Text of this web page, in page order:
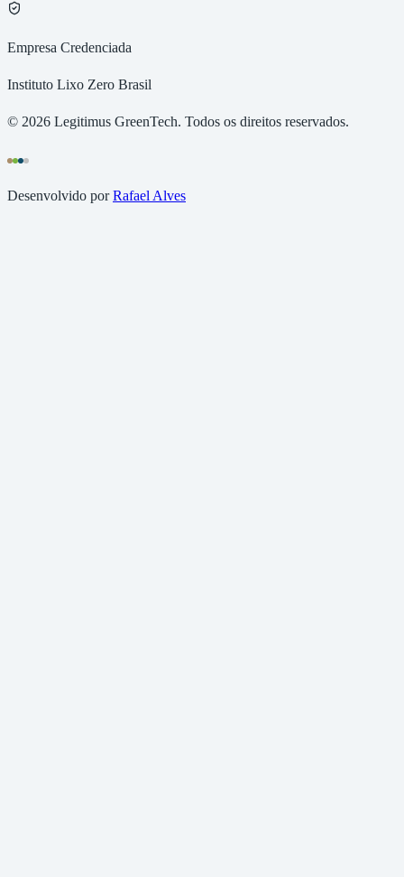
Empresa Credenciada
Instituto Lixo Zero Brasil
© 2026 Legitimus GreenTech. Todos os direitos reservados.
Desenvolvido por Rafael Alves